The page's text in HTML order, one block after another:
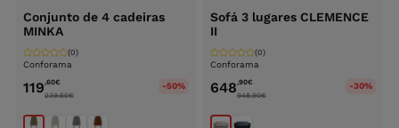
Conjunto de 4 cadeiras
MINKA
Conforama
(0)
119,60€
239.60€
-50%
Sofá 3 lugares CLEMENCE
II
Conforama
(0)
648,90€
948.90€
-30%